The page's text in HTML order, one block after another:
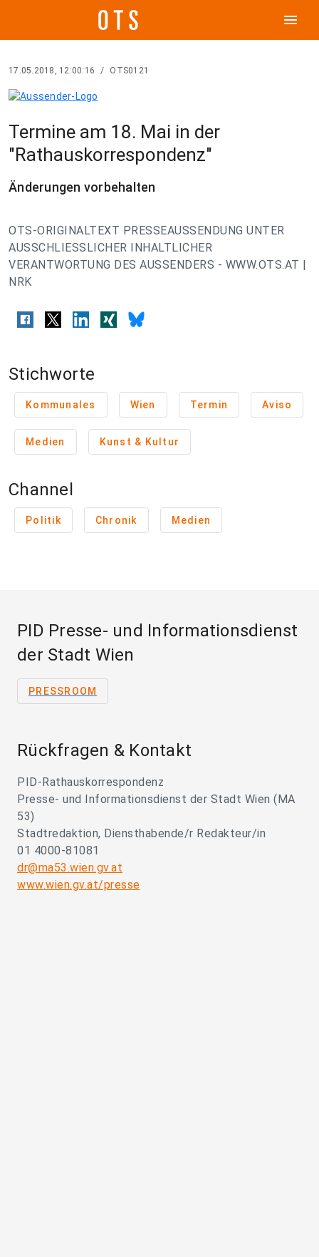
menu
17.05.2018, 12:00:16 / OTS0121
Termine am 18. Mai in der
"Rathauskorrespondenz"
Änderungen vorbehalten
OTS-ORIGINALTEXT PRESSEAUSSENDUNG UNTER
AUSSCHLIESSLICHER INHALTLICHER
VERANTWORTUNG DES AUSSENDERS - WWW.OTS.AT |
NRK
Stichworte
Kommunales Wien Termin Aviso
Medien Kunst & Kultur
Channel
Politik Chronik Medien
PID Presse- und Informationsdienst
der Stadt Wien
PRESSROOM
Rückfragen & Kontakt
PID-Rathauskorrespondenz
Presse- und Informationsdienst der Stadt Wien (MA
53)
Stadtredaktion, Diensthabende/r Redakteur/in
01 4000-81081
dr@ma53.wien.gv.at
www.wien.gv.at/presse